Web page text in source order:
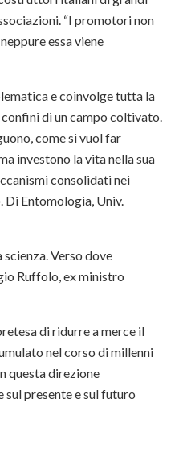
“I promotori non
essa viene
e coinvolge tutta la
di un campo coltivato.
come si vuol far
investono la vita nella sua
consolidati nei
Di Entomologia, Univ.
Verso dove
Ruffolo, ex ministro
di ridurre a merce il
nel corso di millenni
questa direzione
sul presente e sul futuro